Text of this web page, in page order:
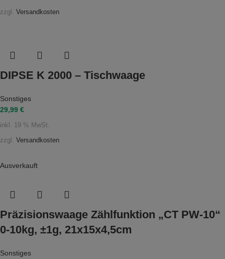
zzgl. Versandkosten
DIPSE K 2000 – Tischwaage
Sonstiges
29,99 €
inkl. 19 % MwSt.
zzgl. Versandkosten
Ausverkauft
Präzisionswaage Zählfunktion „CT PW-10“
0-10kg, ±1g, 21x15x4,5cm
Sonstiges